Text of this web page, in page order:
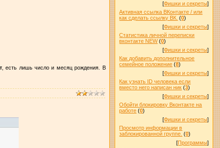
, есть лишь число и месяц рождения. В
[Фишки и секреты]
Активная ссылка ВКонтакте / или
как сделать ссылку ВК. (0)
[Фишки и секреты]
Статистика личной переписки
вконтакте NEW (0)
[Фишки и секреты]
Как добавить дополнительное
семейное положение (8)
[Фишки и секреты]
Как узнать ID человека если
вместо него написан ник (3)
[Фишки и секреты]
Обойти блокировку Вконтакте на
работе (0)
[Фишки и секреты]
Просмотр информации в
заблокированной группе. (0)
[Программы]